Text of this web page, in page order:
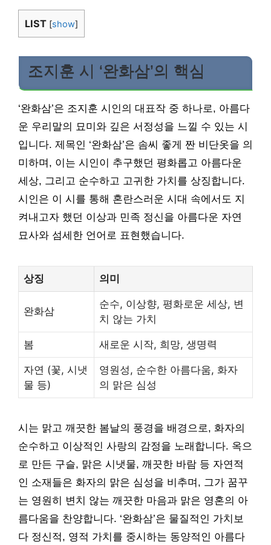
LIST [show]
조지훈 시 ‘완화삼’의 핵심
‘완화삼’은 조지훈 시인의 대표작 중 하나로, 아름다
운 우리말의 묘미와 깊은 서정성을 느낄 수 있는 시
입니다. 제목인 ‘완화삼’은 솜씨 좋게 짠 비단옷을 의
미하며, 이는 시인이 추구했던 평화롭고 아름다운
세상, 그리고 순수하고 고귀한 가치를 상징합니다.
시인은 이 시를 통해 혼란스러운 시대 속에서도 지
켜내고자 했던 이상과 민족 정신을 아름다운 자연
묘사와 섬세한 언어로 표현했습니다.
상징 의미
완화삼
순수, 이상향, 평화로운 세상, 변
치 않는 가치
봄 새로운 시작, 희망, 생명력
자연 (꽃, 시냇
물 등)
영원성, 순수한 아름다움, 화자
의 맑은 심성
시는 맑고 깨끗한 봄날의 풍경을 배경으로, 화자의
순수하고 이상적인 사랑의 감정을 노래합니다. 옥으
로 만든 구슬, 맑은 시냇물, 깨끗한 바람 등 자연적
인 소재들은 화자의 맑은 심성을 비추며, 그가 꿈꾸
는 영원히 변치 않는 깨끗한 마음과 맑은 영혼의 아
름다움을 찬양합니다. ‘완화삼’은 물질적인 가치보
다 정신적, 영적 가치를 중시하는 동양적인 아름다